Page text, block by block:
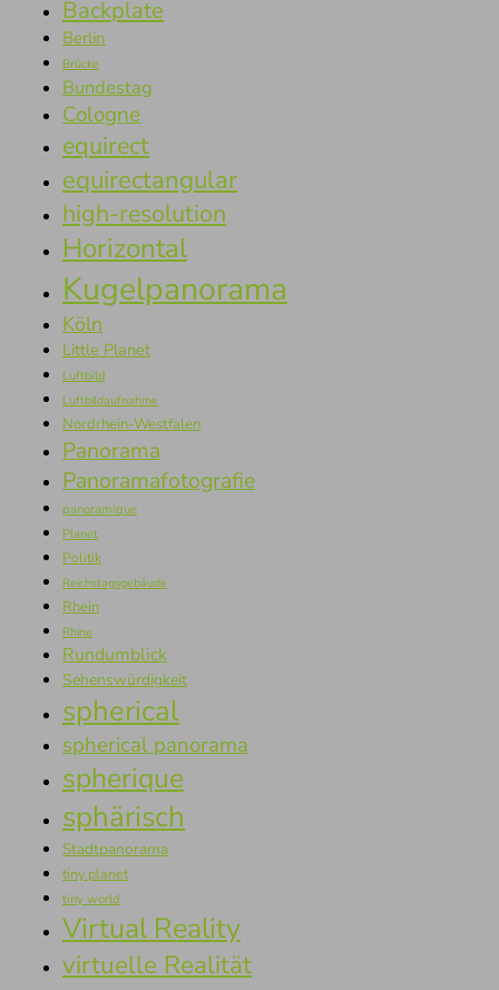
Backplate
Berlin
Brücke
Bundestag
Cologne
equirect
equirectangular
high-resolution
Horizontal
Kugelpanorama
Köln
Little Planet
Luftbild
Luftbildaufnahme
Nordrhein-Westfalen
Panorama
Panoramafotografie
panoramique
Planet
Politik
Reichstagsgebäude
Rhein
Rhine
Rundumblick
Sehenswürdigkeit
spherical
spherical panorama
spherique
sphärisch
Stadtpanorama
tiny planet
tiny world
Virtual Reality
virtuelle Realität